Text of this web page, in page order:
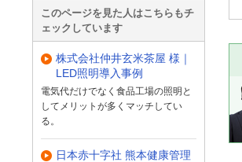
このページを見た人はこちらもチ
ェックしています
株式会社仲井玄米茶屋 様｜
LED照明導入事例
電気代だけでなく食品工場の照明と
してメリットが多くマッチしてい
る。
日本赤十字社 熊本健康管理